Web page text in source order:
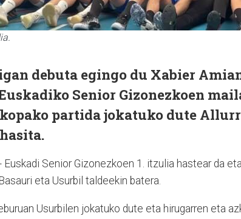
debuta egingo du Xabier
Senior Gizonezkoen
partida jokatuko dute
Euskadi Senior Gizonezkoen 1. itzulia hastear da
eta Usurbil taldeekin batera.
Usurbilen jokatuko dute eta hirugarren eta